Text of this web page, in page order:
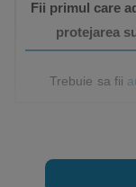
Fii primul care
protejarea
Trebuie sa fii